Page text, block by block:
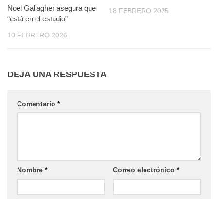
Noel Gallagher asegura que
“está en el estudio”
10 FEBRERO 2026
18 FEBRERO 2025
DEJA UNA RESPUESTA
Comentario *
Nombre * Correo electrónico *